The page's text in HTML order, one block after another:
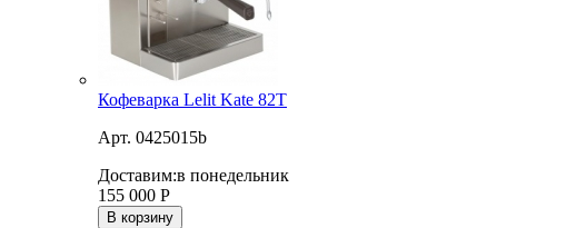
Кофеварка Lelit Kate 82T
Арт. 0425015b
Доставим:в понедельник
155 000 Р
В корзину